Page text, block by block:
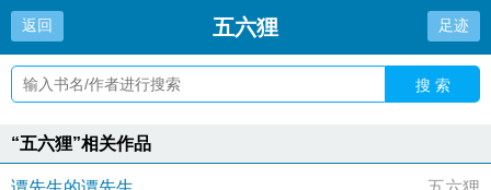
返回 五六狸 足迹
搜 索
“五六狸”相关作品